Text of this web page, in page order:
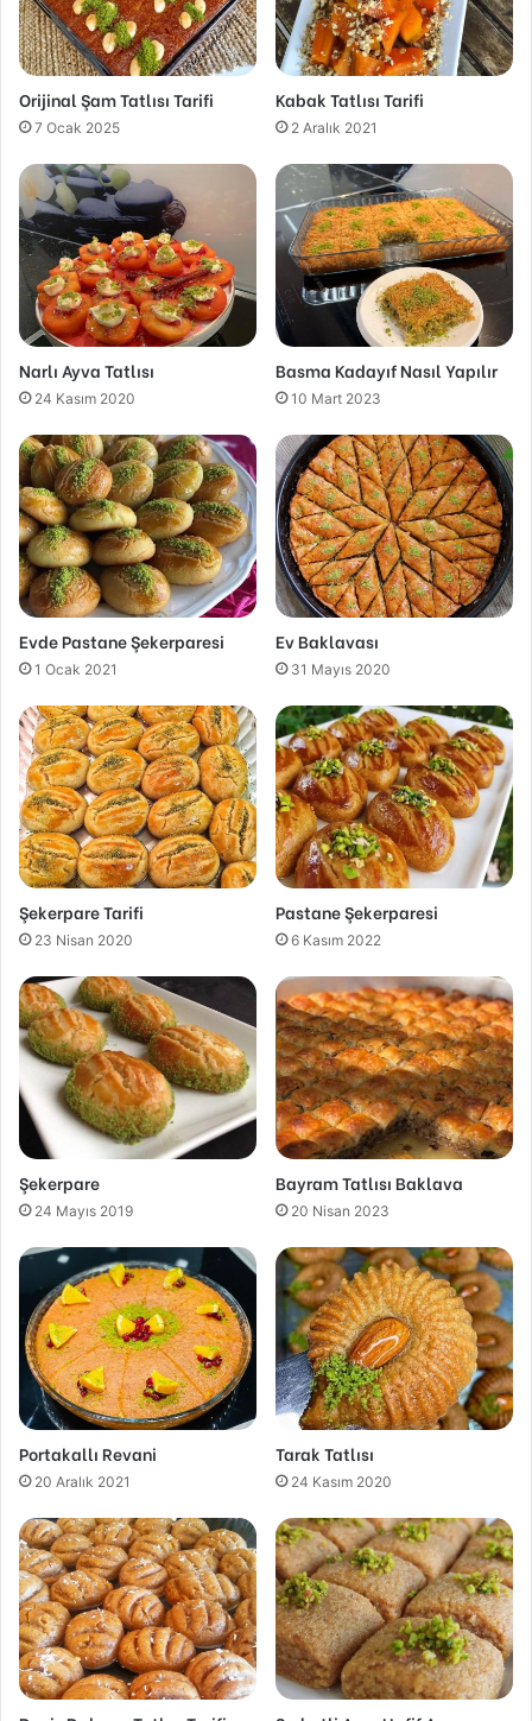
Orijinal Şam Tatlısı Tarifi
7 Ocak 2025
Kabak Tatlısı Tarifi
2 Aralık 2021
Narlı Ayva Tatlısı
24 Kasım 2020
Basma Kadayıf Nasıl Yapılır
10 Mart 2023
Evde Pastane Şekerparesi
1 Ocak 2021
Ev Baklavası
31 Mayıs 2020
Şekerpare Tarifi
23 Nisan 2020
Pastane Şekerparesi
6 Kasım 2022
Şekerpare
24 Mayıs 2019
Bayram Tatlısı Baklava
20 Nisan 2023
Portakallı Revani
20 Aralık 2021
Tarak Tatlısı
24 Kasım 2020